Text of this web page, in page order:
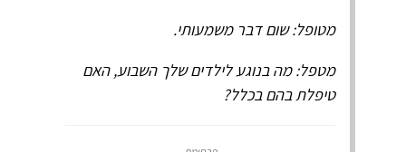
מטופל: שום דבר משמעותי.
מטפל: מה בנוגע לילדים שלך השבוע, האם
טיפלת בהם בכלל?